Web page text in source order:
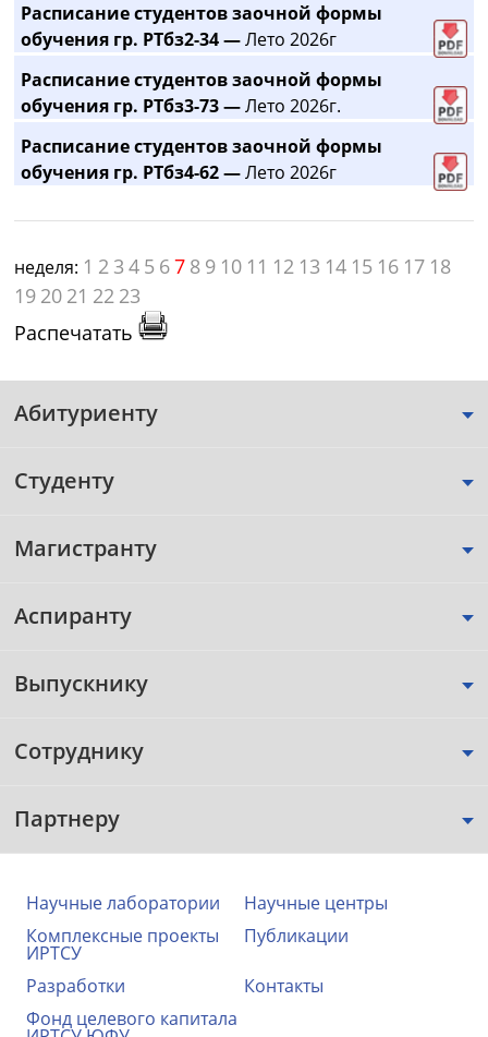
Расписание студентов заочной формы
обучения гр. РТбз2-34 —Лето 2026г
Расписание студентов заочной формы
обучения гр. РТбз3-73 —Лето 2026г.
Расписание студентов заочной формы
обучения гр. РТбз4-62 —Лето 2026г
неделя: 1 2 3 4 5 67 8 9 10 11 12 13 14 15 16 17 18
19 20 21 22 23
Распечатать
Абитуриенту
Студенту
Магистранту
Аспиранту
Выпускнику
Сотруднику
Партнеру
Научные лаборатории
Научные центры
Комплексные проекты
ИРТСУ
Публикации
Разработки
Контакты
Фонд целевого капитала